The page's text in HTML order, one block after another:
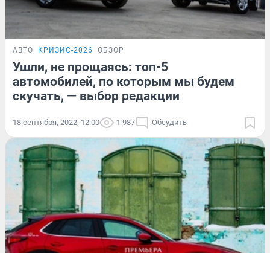
АВТО КРИЗИС-2026 ОБЗОР
Ушли, не прощаясь: топ-5
автомобилей, по которым мы будем
скучать, — выбор редакции
18 сентября, 2022, 12:00 1 987 Обсудить